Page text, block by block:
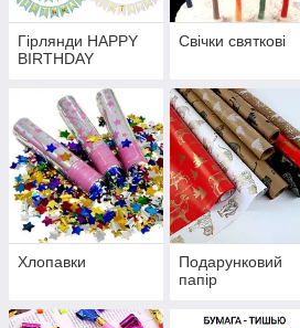
Гірлянди HAPPY
BIRTHDAY
Свічки святкові
Хлопавки
Подарунковий
папір